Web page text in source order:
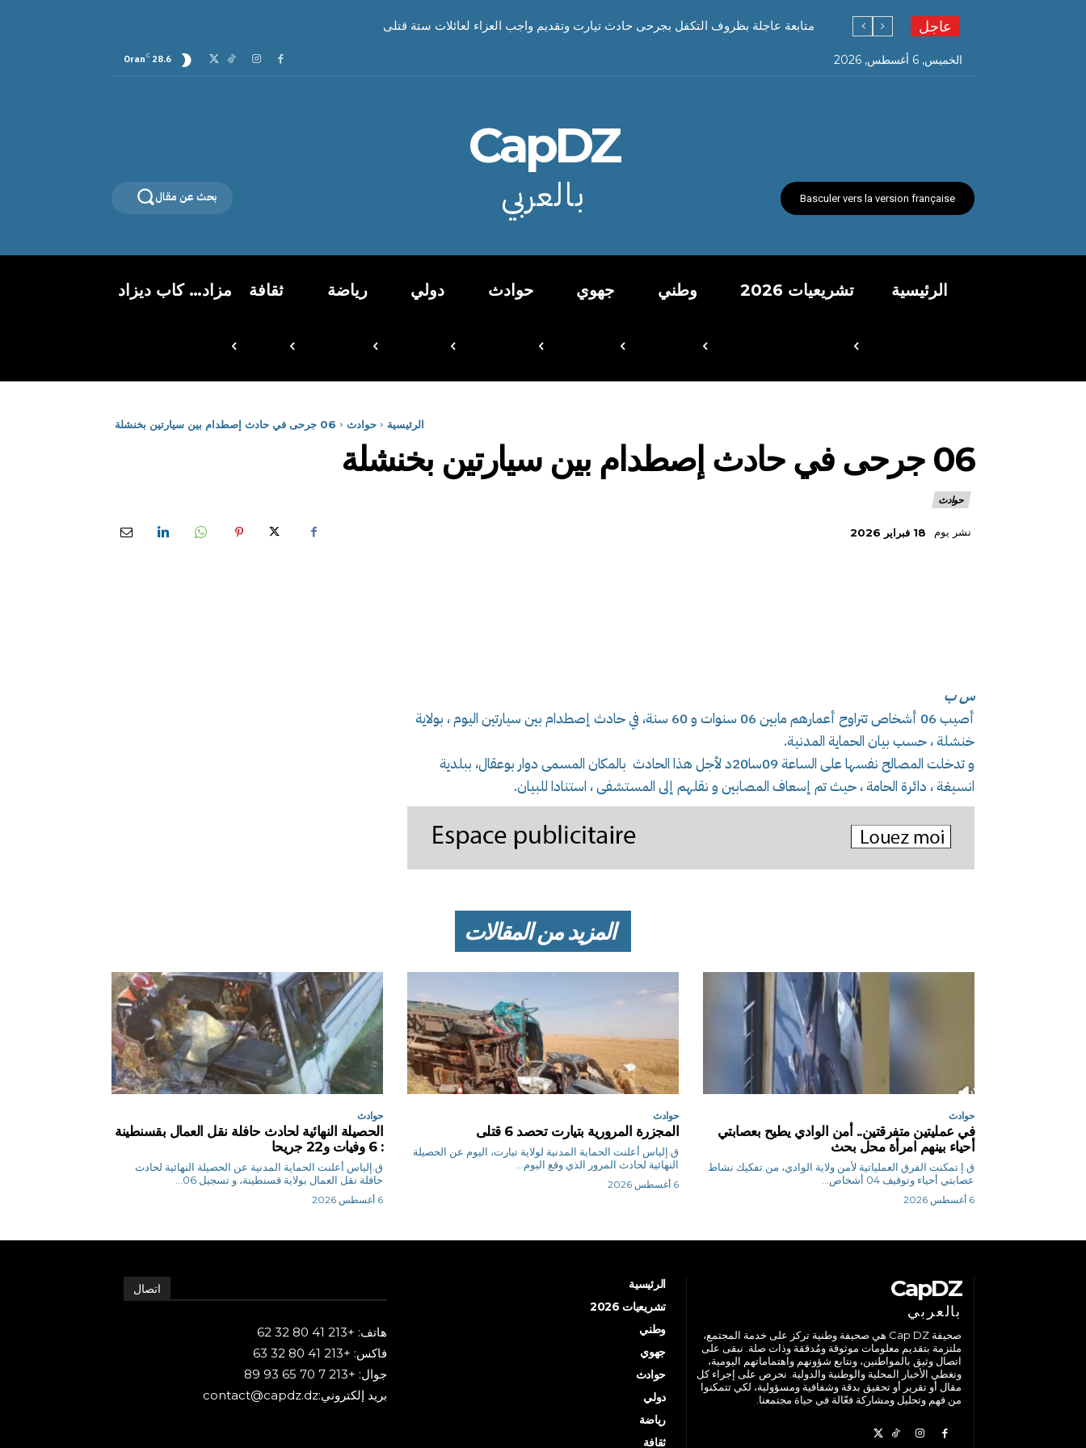
عاجل متابعة عاجلة بظروف التكفل بجرحى حادث تيارت وتقديم واجب العزاء لعائلات ستة قتلى
الخميس, 6 أغسطس, 2026 28.6
C
Oran
Basculer vers la version française
CapDZ
بالعربي بحث عن مقال
الرئيسية تشريعيات 2026 وطني جهوي حوادث دولي رياضة ثقافة مزاد… كاب ديزاد
الرئيسية حوادث 06 جرحى في حادث إصطدام بين سيارتين بخنشلة
06 جرحى في حادث إصطدام بين سيارتين بخنشلة
حوادث
نشر يوم 18 فبراير 2026
س ب
أصيب 06 أشخاص تتراوح أعمارهم مابين 06 سنوات و 60 سنة، في حادث إصطدام بين سيارتين اليوم ، بولاية
خنشلة ، حسب بيان الحماية المدنية.
و تدخلت المصالح نفسها على الساعة 09سا20د لأجل هذا الحادث بالمكان المسمى دوار بوعقال، ببلدية
انسيغة ، دائرة الحامة ، حيث تم إسعاف المصابين و نقلهم إلى المستشفى ، استنادا للبيان.
المزيد من المقالات
حوادث
في عمليتين متفرقتين.. أمن الوادي يطيح بعصابتي
أحياء بينهم امرأة محل بحث
ق.إ تمكنت الفرق العملياتية لأمن ولاية الوادي، من تفكيك نشاط
عصابتي أحياء وتوقيف 04 أشخاص...
6 أغسطس 2026
حوادث
المجزرة المرورية بتيارت تحصد 6 قتلى
ق.إلياس أعلنت الحماية المدنية لولاية تيارت، اليوم عن الحصيلة
النهائية لحادث المرور الذي وقع اليوم...
6 أغسطس 2026
حوادث
الحصيلة النهائية لحادث حافلة نقل العمال بقسنطينة
: 6 وفيات و22 جريحا
ق.إلياس أعلنت الحماية المدنية عن الحصيلة النهائية لحادث
حافلة نقل العمال بولاية قسنطينة، و تسجيل 06...
6 أغسطس 2026
CapDZ
بالعربي
صحيفة Cap DZ هي صحيفة وطنية تركز على خدمة المجتمع،
ملتزمة بتقديم معلومات موثوقة ومُدققة وذات صلة. نبقى على
اتصال وثيق بالمواطنين، ونتابع شؤونهم واهتماماتهم اليومية،
ونغطي الأخبار المحلية والوطنية والدولية. نحرص على إجراء كل
مقال أو تقرير أو تحقيق بدقة وشفافية ومسؤولية، لكي تتمكنوا
من فهم وتحليل ومشاركة فعّالة في حياة مجتمعنا.
الرئيسية
تشريعيات 2026
وطني
جهوي
حوادث
دولي
رياضة
ثقافة
اتصال
هاتف: +213 41 80 32 62
فاكس: +213 41 80 32 63
جوال: +213 7 70 65 93 89
بريد إلكتروني:contact@capdz.dz